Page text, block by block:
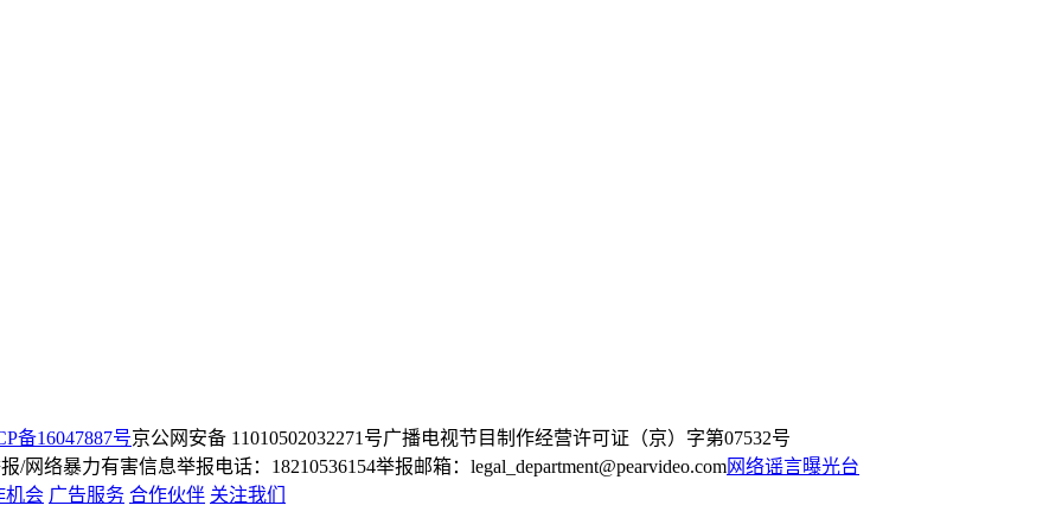
备16047887号京公网安备 11010502032271号广播电视节目制作经营许可证（京）字第07532号
/网络暴力有害信息举报电话：18210536154举报邮箱：legal_department@pearvideo.com网络谣言曝光台
机会 广告服务 合作伙伴 关注我们